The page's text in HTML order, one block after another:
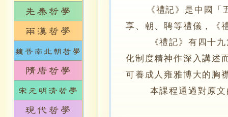
《禮記》是中國
享、朝、聘等禮儀，《
《禮記》有四十九篇
化制度精神作深入講述
可養成人雍雅博大的胸
本課程通過對原文的